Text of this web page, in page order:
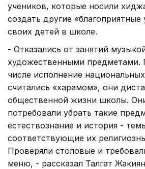
учеников, которые носили
создать другие «благоприятные
своих детей в школе.
- Отказались от занятий
художественными предметами.
числе исполнение
считались «харамом», они
общественной жизни школы.
потребовали убрать такие
естествознание и история -
соответствующие их
Проверяли столовые и
меню, - рассказал Талгат